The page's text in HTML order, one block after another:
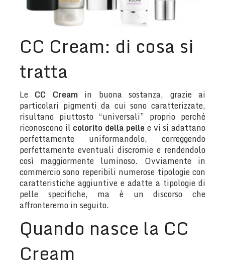
CC Cream: di cosa si
tratta
LeCC Creamin buona sostanza, grazie ai
particolari pigmenti da cui sono caratterizzate,
risultano piuttosto “universali” proprio perché
riconoscono il colorito della pellee vi si adattano
perfettamente uniformandolo, correggendo
perfettamente eventuali discromie e rendendolo
così maggiormente luminoso. Ovviamente in
commercio sono reperibili numerose tipologie con
caratteristiche aggiuntive e adatte a tipologie di
pelle specifiche, ma è un discorso che
affronteremo in seguito.
Quando nasce la CC
Cream